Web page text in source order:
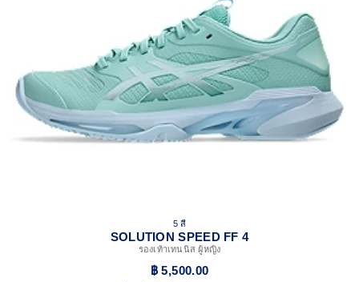
5 สี
SOLUTION SPEED FF 4
รองเท้าเทนนิส ผู้หญิง
฿ 5,500.00